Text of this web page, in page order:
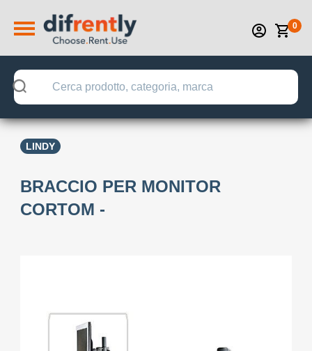
0
LINDY
BRACCIO PER MONITOR
CORTOM -